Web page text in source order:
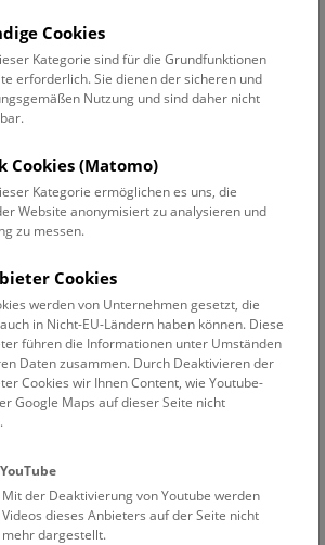
13.12.2019
auswählen
Erweiterte Suche
Filter zurücksetzen
2019
Dienstags ist das NHM Wien
Ausnahmen finden sie
Cookies
Kategorie sind für die Grundfunktionen
erforderlich. Sie dienen der sicheren und
Nutzung und sind daher nicht
Cookies (Matomo)
Kategorie ermöglichen es uns, die
Website anonymisiert zu analysieren und
zu messen.
Cookies
werden von Unternehmen gesetzt, die
in Nicht-EU-Ländern haben können. Diese
führen die Informationen unter Umständen
Daten zusammen. Durch Deaktivieren der
Cookies wir Ihnen Content, wie Youtube-
Google Maps auf dieser Seite nicht
YouTube
Mit der Deaktivierung von Youtube werden
Videos dieses Anbieters auf der Seite nicht
mehr dargestellt.